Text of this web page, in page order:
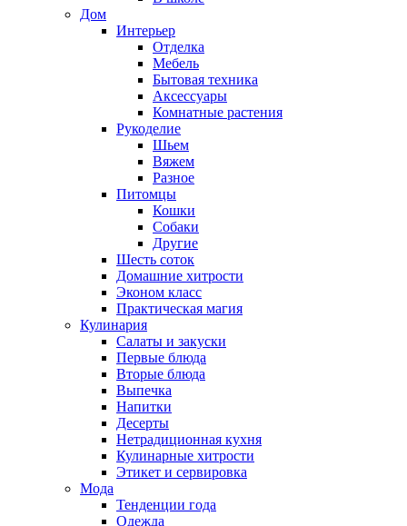
Дом
Интерьер
Отделка
Мебель
Бытовая техника
Аксессуары
Комнатные растения
Рукоделие
Шьем
Вяжем
Разное
Питомцы
Кошки
Собаки
Другие
Шесть соток
Домашние хитрости
Эконом класс
Практическая магия
Кулинария
Салаты и закуски
Первые блюда
Вторые блюда
Выпечка
Напитки
Десерты
Нетрадиционная кухня
Кулинарные хитрости
Этикет и сервировка
Мода
Тенденции года
Одежда